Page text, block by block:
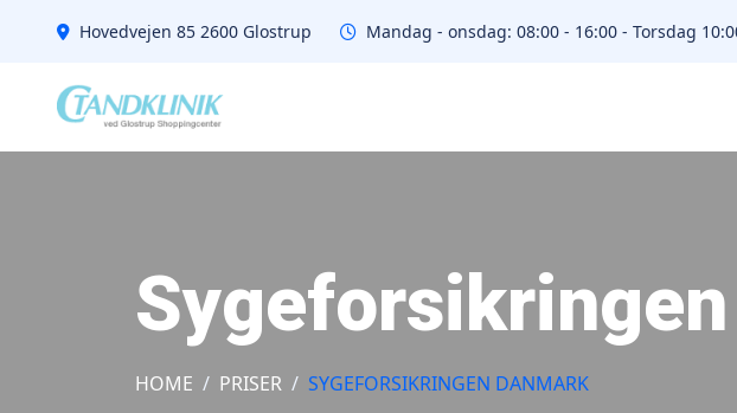
Hovedvejen 85 2600 Glostrup Mandag - onsdag: 08:00 - 16:00 - Torsdag
HOME PRISER SYGEFORSIKRINGEN DANMARK